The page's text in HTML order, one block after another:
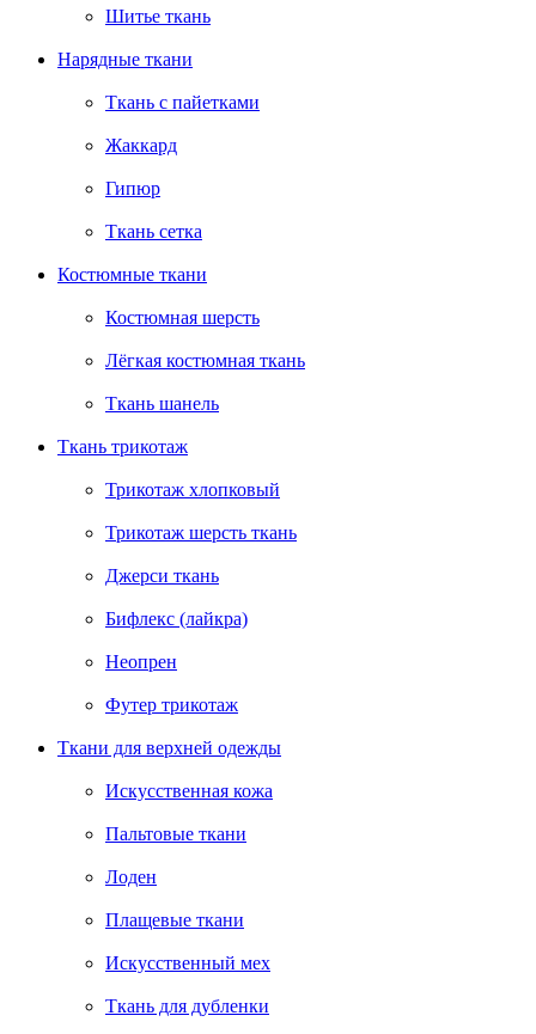
Шитье ткань
Нарядные ткани
Ткань с пайетками
Жаккард
Гипюр
Ткань сетка
Костюмные ткани
Костюмная шерсть
Лёгкая костюмная ткань
Ткань шанель
Ткань трикотаж
Трикотаж хлопковый
Трикотаж шерсть ткань
Джерси ткань
Бифлекс (лайкра)
Неопрен
Футер трикотаж
Ткани для верхней одежды
Искусственная кожа
Пальтовые ткани
Лоден
Плащевые ткани
Искусственный мех
Ткань для дубленки